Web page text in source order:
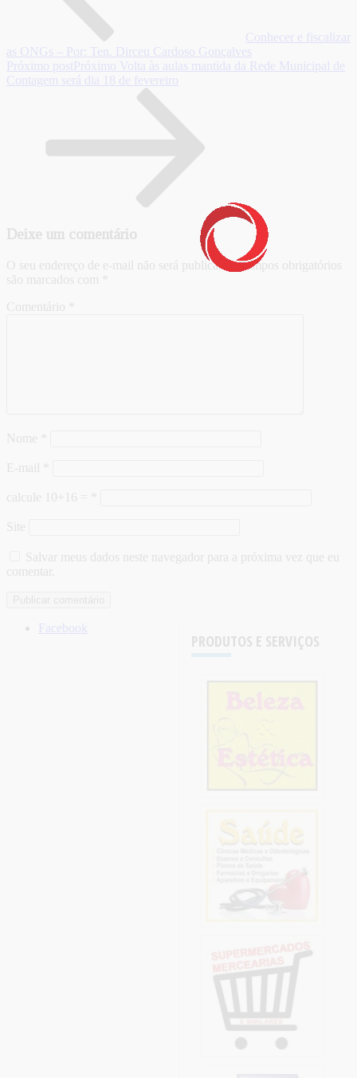
Conhecer e fiscalizar
as ONGs – Por: Ten. Dirceu Cardoso Gonçalves
Próximo post Próximo Volta às aulas mantida da Rede Municipal de
Contagem será dia 18 de fevereiro
Deixe um comentário
O seu endereço de e-mail não será publicado. Campos obrigatórios
são marcados com
Comentário
Nome
E-mail
calcule 10+16 =
Site
Salvar meus dados neste navegador para a próxima vez que eu
comentar.
PRODUTOS E SERVIÇOS
Facebook